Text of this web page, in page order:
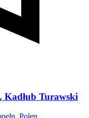
Kadłub Turawski